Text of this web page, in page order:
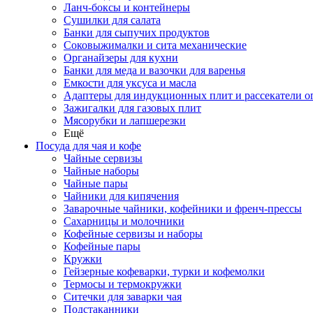
Ланч-боксы и контейнеры
Сушилки для салата
Банки для сыпучих продуктов
Соковыжималки и сита механические
Органайзеры для кухни
Банки для меда и вазочки для варенья
Емкости для уксуса и масла
Адаптеры для индукционных плит и рассекатели
Зажигалки для газовых плит
Мясорубки и лапшерезки
Ещё
Посуда для чая и кофе
Чайные сервизы
Чайные наборы
Чайные пары
Чайники для кипячения
Заварочные чайники, кофейники и френч-прессы
Сахарницы и молочники
Кофейные сервизы и наборы
Кофейные пары
Кружки
Гейзерные кофеварки, турки и кофемолки
Термосы и термокружки
Ситечки для заварки чая
Подстаканники